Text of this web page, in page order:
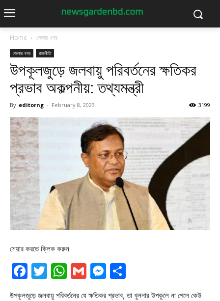
Home জেলার খবর
জেলার খবর রাজনীতি
উপকূলজুড়ে জলবায়ু পরিবর্তনের ক্ষতিকর
প্রভাব অকল্পনীয়: তথ্যমন্ত্রী
By editorng - February 8, 2023 3199
শেয়ার করতে ক্লিক করুন
Facebook
Twitter
WhatsApp
GmailMessenger
উপকূলজুড়ে জলবায়ু পরিবর্তনের যে ক্ষতিকর প্রভাব, তা খুলনার উপকূলে না গেলে কেউ